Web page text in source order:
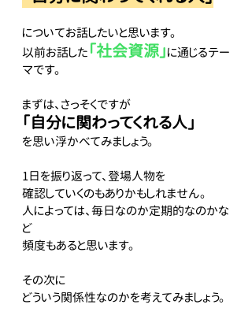
についてお話したいと思います。
以前お話した「社会資源」に通じるテー
マです。
まずは、さっそくですが
「自分に関わってくれる人」
を思い浮かべてみましょう。
1日を振り返って、登場人物を
確認していくのもありかもしれません。
人によっては、毎日なのか定期的なのかな
ど
頻度もあると思います。
その次に
どういう関係性なのかを考えてみましょう。